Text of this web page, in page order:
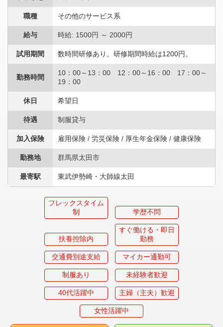
職種 その他のサービス系
給与 時給: 1500円 ～ 2000円
試用期間 数時間研修あり。研修期間時給は1200円。
勤務時間
10：00～13：00 12：00～16：00 17：00～
19：00
休日 希望日
待遇 制服貸与
加入保険 雇用保険 / 労災保険 / 厚生年金保険 / 健康保険
勤務地 群馬県太田市
最寄駅 東武伊勢崎・大師線太田
フレックスタイム
制
学歴不問
扶養控除内
すぐ働ける・即日
勤務
交通費別途支給 マイカー通勤可
制服あり 未経験者歓迎
40代活躍中 主婦（主夫）歓迎
女性活躍中